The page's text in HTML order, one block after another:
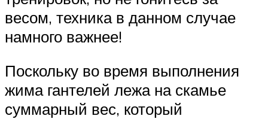
весом, техника в данном случае
намного важнее!
Поскольку во время выполнения
жима гантелей лежа на скамье
суммарный вес, который